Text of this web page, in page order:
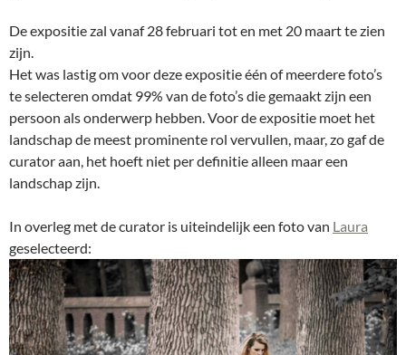
De expositie zal vanaf 28 februari tot en met 20 maart te zien
zijn.
Het was lastig om voor deze expositie één of meerdere foto’s
te selecteren omdat 99% van de foto’s die gemaakt zijn een
persoon als onderwerp hebben. Voor de expositie moet het
landschap de meest prominente rol vervullen, maar, zo gaf de
curator aan, het hoeft niet per definitie alleen maar een
landschap zijn.
In overleg met de curator is uiteindelijk een foto van Laura
geselecteerd: